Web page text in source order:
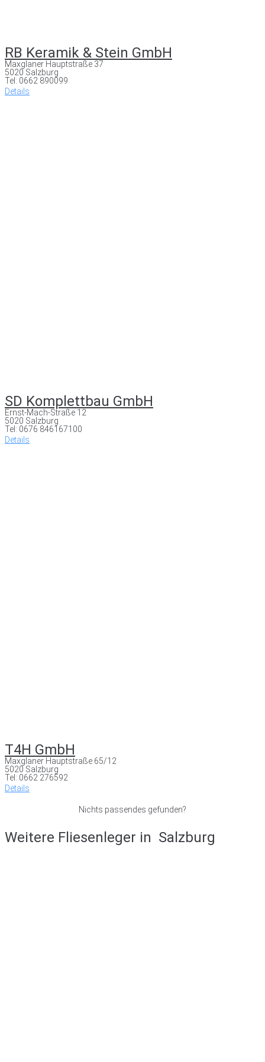
RB Keramik & Stein GmbH
Maxglaner Hauptstraße 37
5020 Salzburg
Tel: 0662 890099
Details
SD Komplettbau GmbH
Ernst-Mach-Straße 12
5020 Salzburg
Tel: 0676 846167100
Details
T4H GmbH
Maxglaner Hauptstraße 65/12
5020 Salzburg
Tel: 0662 276592
Details
Nichts passendes gefunden?
Weitere Fliesenleger in Salzburg